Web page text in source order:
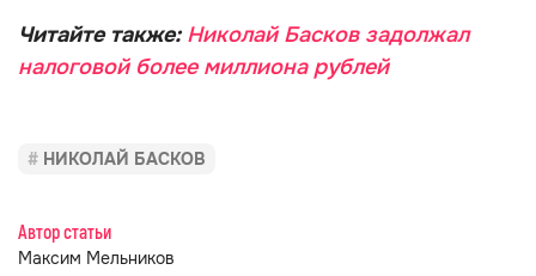
Читайте также: Николай Басков задолжал
налоговой более миллиона рублей
НИКОЛАЙ БАСКОВ
Автор статьи
Максим Мельников